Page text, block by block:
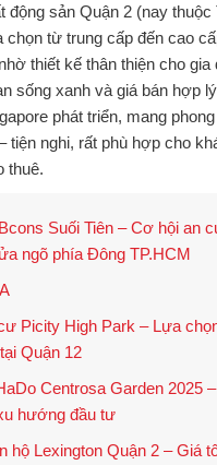
sản Quận 2 (nay thuộc
từ trung cấp đến cao
thiết kế thân thiện cho gia
sống xanh và giá bán hợp
phát triển, mang
tiện nghi, rất phù hợp cho
thuê.
Suối Tiên – Cơ hội an
ngõ phía Đông TP.HCM
Picity High Park – Lựa
Quận 12
Centrosa Garden 2025
hướng đầu tư
hộ Lexington Quận 2 – Giá